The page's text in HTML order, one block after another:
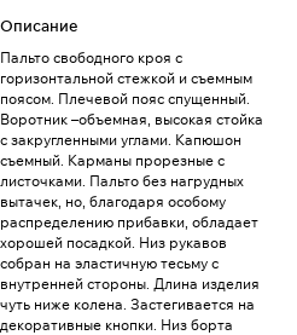
Описание
Пальто свободного кроя с
горизонтальной стежкой и съемным
поясом. Плечевой пояс спущенный.
Воротник –объемная, высокая стойка
с закругленными углами. Капюшон
съемный. Карманы прорезные с
листочками. Пальто без нагрудных
вытачек, но, благодаря особому
распределению прибавки, обладает
хорошей посадкой. Низ рукавов
собран на эластичную тесьму с
внутренней стороны. Длина изделия
чуть ниже колена. Застегивается на
декоративные кнопки. Низ борта